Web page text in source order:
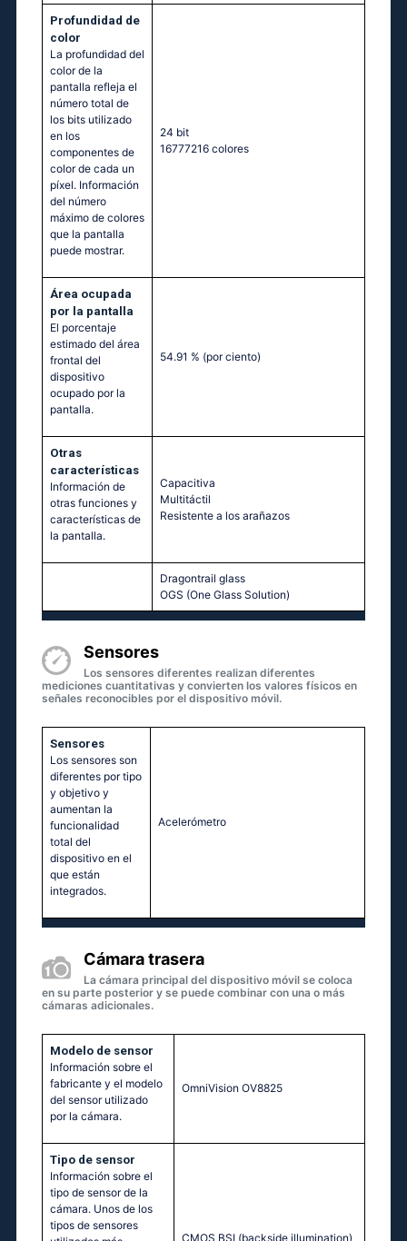
Profundidad de
color
La profundidad del
color de la
pantalla refleja el
número total de
los bits utilizado
en los
componentes de
color de cada un
píxel. Información
del número
máximo de colores
que la pantalla
puede mostrar.
24 bit
16777216 colores
Área ocupada
por la pantalla
El porcentaje
estimado del área
frontal del
dispositivo
ocupado por la
pantalla.
54.91 % (por ciento)
Otras
características
Información de
otras funciones y
características de
la pantalla.
Capacitiva
Multitáctil‎
Resistente a los arañazos
Dragontrail glass
OGS (One Glass Solution)
Sensores
Los sensores diferentes realizan diferentes
mediciones cuantitativas y convierten los valores físicos en
señales reconocibles por el dispositivo móvil.
Sensores
Los sensores son
diferentes por tipo
y objetivo y
aumentan la
funcionalidad
total del
dispositivo en el
que están
integrados.
Acelerómetro
Cámara trasera
La cámara principal del dispositivo móvil se coloca
en su parte posterior y se puede combinar con una o más
cámaras adicionales.
Modelo de sensor
Información sobre el
fabricante y el modelo
del sensor utilizado
por la cámara.
OmniVision OV8825
Tipo de sensor
Información sobre el
tipo de sensor de la
cámara. Unos de los
tipos de sensores
CMOS BSI (backside illumination)